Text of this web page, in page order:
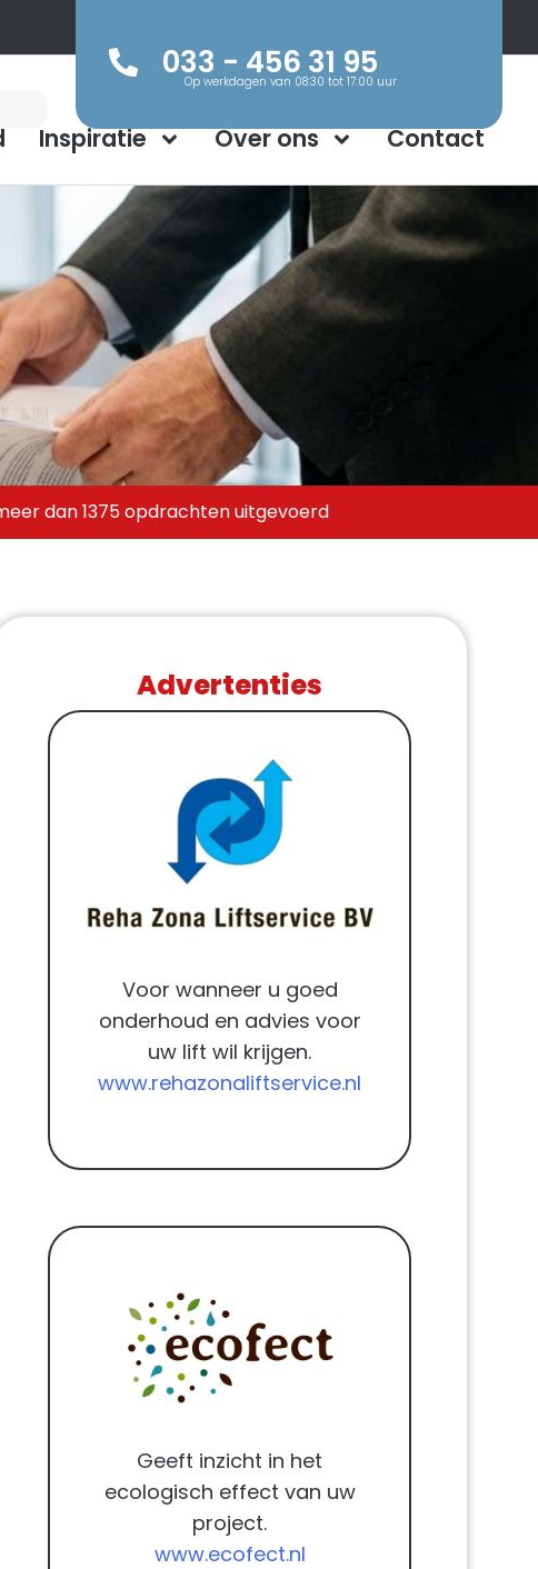
033 - 456 31 95
Op werkdagen van 08:30 tot 17:00 uur
Inspiratie Over ons Contact
dan 1375 opdrachten uitgevoerd
Advertenties
Voor wanneer u goed
onderhoud en advies voor
uw lift wil krijgen.
www.rehazonaliftservice.nl
Geeft inzicht in het
ecologisch effect van uw
project.
www.ecofect.nl